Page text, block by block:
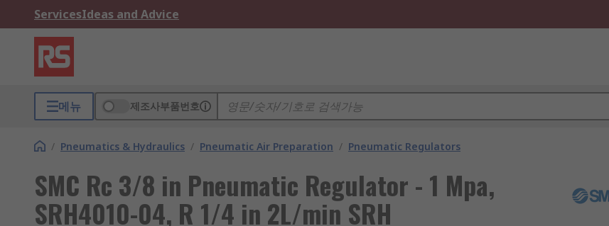
ServicesIdeas and Advice
메뉴 제조사부품번호
/ Pneumatics & Hydraulics / Pneumatic Air Preparation / Pneumatic Regulators
SMC Rc 3/8 in Pneumatic Regulator - 1 Mpa,
SRH4010-04, R 1/4 in 2L/min SRH